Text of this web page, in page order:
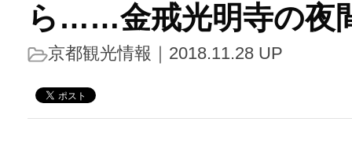
ら……金戒光明寺の夜
京都観光情報 ｜2018.11.28 UP